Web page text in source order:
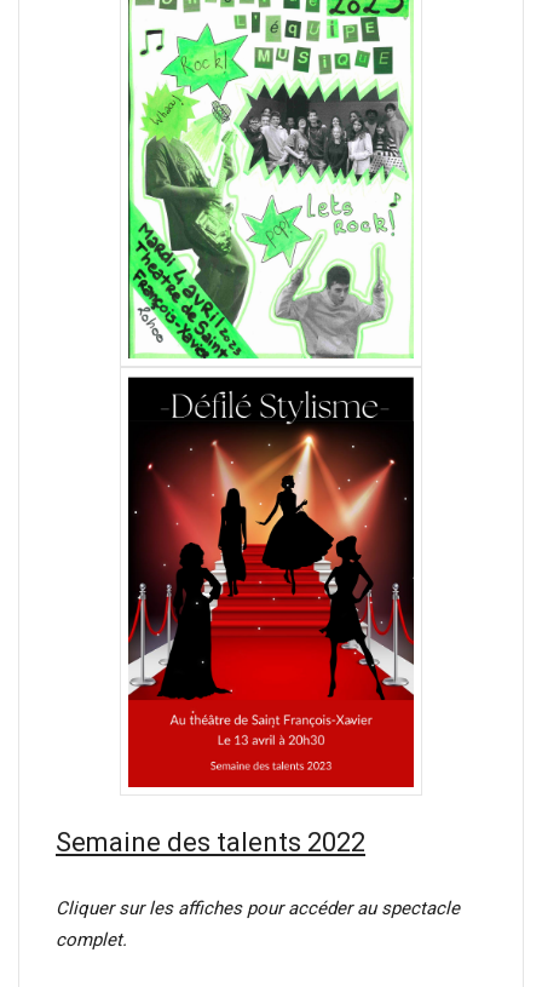
Semaine des talents 2022
Cliquer sur les affiches pour accéder au spectacle
complet.